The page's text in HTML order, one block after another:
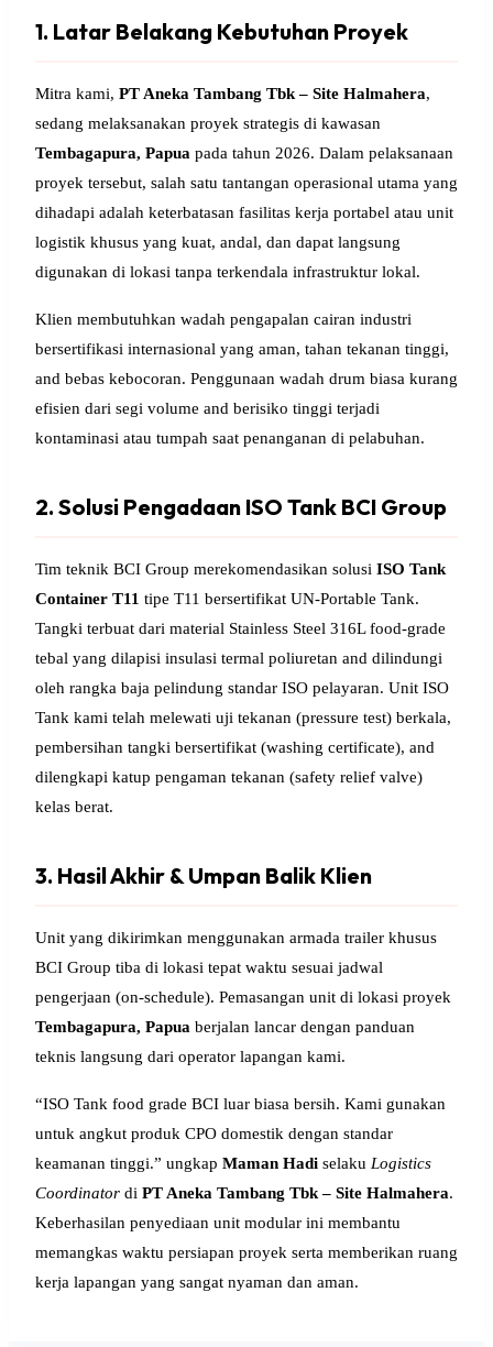
1. Latar Belakang Kebutuhan Proyek
Mitra kami, PT Aneka Tambang Tbk – Site Halmahera,
sedang melaksanakan proyek strategis di kawasan
Tembagapura, Papua pada tahun 2026. Dalam pelaksanaan
proyek tersebut, salah satu tantangan operasional utama yang
dihadapi adalah keterbatasan fasilitas kerja portabel atau unit
logistik khusus yang kuat, andal, dan dapat langsung
digunakan di lokasi tanpa terkendala infrastruktur lokal.
Klien membutuhkan wadah pengapalan cairan industri
bersertifikasi internasional yang aman, tahan tekanan tinggi,
and bebas kebocoran. Penggunaan wadah drum biasa kurang
efisien dari segi volume and berisiko tinggi terjadi
kontaminasi atau tumpah saat penanganan di pelabuhan.
2. Solusi Pengadaan ISO Tank BCI Group
Tim teknik BCI Group merekomendasikan solusi ISO Tank
Container T11 tipe T11 bersertifikat UN-Portable Tank.
Tangki terbuat dari material Stainless Steel 316L food-grade
tebal yang dilapisi insulasi termal poliuretan and dilindungi
oleh rangka baja pelindung standar ISO pelayaran. Unit ISO
Tank kami telah melewati uji tekanan (pressure test) berkala,
pembersihan tangki bersertifikat (washing certificate), and
dilengkapi katup pengaman tekanan (safety relief valve)
kelas berat.
3. Hasil Akhir & Umpan Balik Klien
Unit yang dikirimkan menggunakan armada trailer khusus
BCI Group tiba di lokasi tepat waktu sesuai jadwal
pengerjaan (on-schedule). Pemasangan unit di lokasi proyek
Tembagapura, Papua berjalan lancar dengan panduan
teknis langsung dari operator lapangan kami.
“ISO Tank food grade BCI luar biasa bersih. Kami gunakan
untuk angkut produk CPO domestik dengan standar
keamanan tinggi.” ungkap Maman Hadi selaku Logistics
Coordinator di PT Aneka Tambang Tbk – Site Halmahera.
Keberhasilan penyediaan unit modular ini membantu
memangkas waktu persiapan proyek serta memberikan ruang
kerja lapangan yang sangat nyaman dan aman.